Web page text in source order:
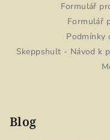
Formulář
Formulář
Podmínky
Skeppshult - Návod k
Blog